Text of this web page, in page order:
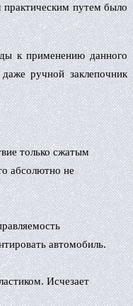
практическим путем было
к применению данного
ручной заклепочник
только сжатым
абсолютно не
автомобиль.
Исчезает